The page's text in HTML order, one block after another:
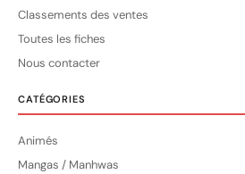
Classements des ventes
Toutes les fiches
Nous contacter
CATÉGORIES
Animés
Mangas / Manhwas